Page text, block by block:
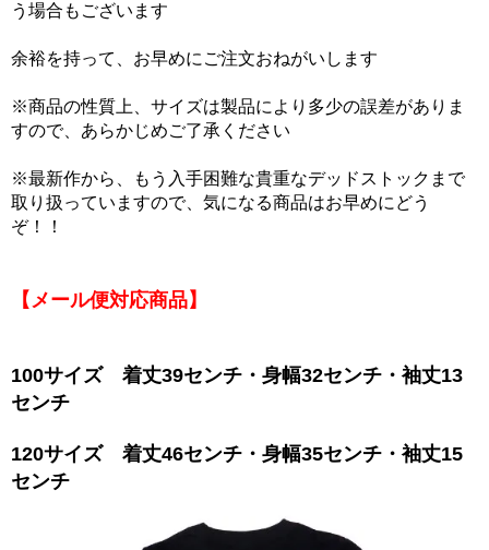
う場合もございます
余裕を持って、お早めにご注文おねがいします
※商品の性質上、サイズは製品により多少の誤差がありま
すので、あらかじめご了承ください
※最新作から、もう入手困難な貴重なデッドストックまで
取り扱っていますので、気になる商品はお早めにどう
ぞ！！
【メール便対応商品】
100サイズ 着丈39センチ・身幅32センチ・袖丈13
センチ
120サイズ 着丈46センチ・身幅35センチ・袖丈15
センチ